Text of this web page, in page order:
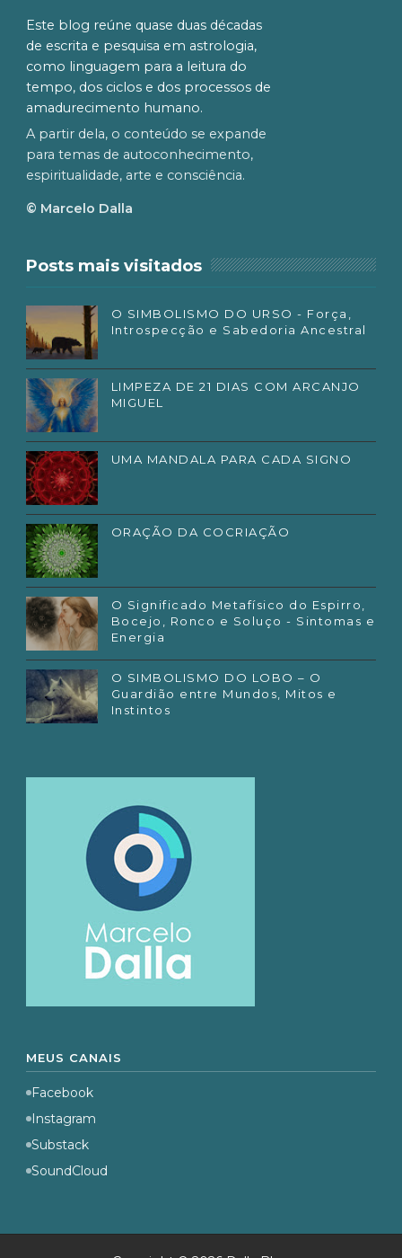
Este blog reúne quase duas décadas
de escrita e pesquisa em astrologia,
como linguagem para a leitura do
tempo, dos ciclos e dos processos de
amadurecimento humano.
A partir dela, o conteúdo se expande
para temas de autoconhecimento,
espiritualidade, arte e consciência.
© Marcelo Dalla
Posts mais visitados
O SIMBOLISMO DO URSO - Força,
Introspecção e Sabedoria Ancestral
LIMPEZA DE 21 DIAS COM ARCANJO
MIGUEL
UMA MANDALA PARA CADA SIGNO
ORAÇÃO DA COCRIAÇÃO
O Significado Metafísico do Espirro,
Bocejo, Ronco e Soluço - Sintomas e
Energia
O SIMBOLISMO DO LOBO – O
Guardião entre Mundos, Mitos e
Instintos
MEUS CANAIS
Facebook
Instagram
Substack
SoundCloud